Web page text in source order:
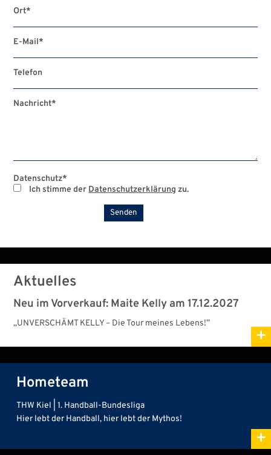
Ort*
E-Mail*
Telefon
Nachricht*
Datenschutz*
Ich stimme der Datenschutzerklärung zu.
Aktuelles
Neu im Vorverkauf: Maite Kelly am 17.12.2027
„UNVERSCHÄMT KELLY – Die Tour meines Lebens!”
+
Hometeam
THW Kiel | 1. Handball-Bundesliga
Hier lebt der Handball, hier lebt der Mythos!
+